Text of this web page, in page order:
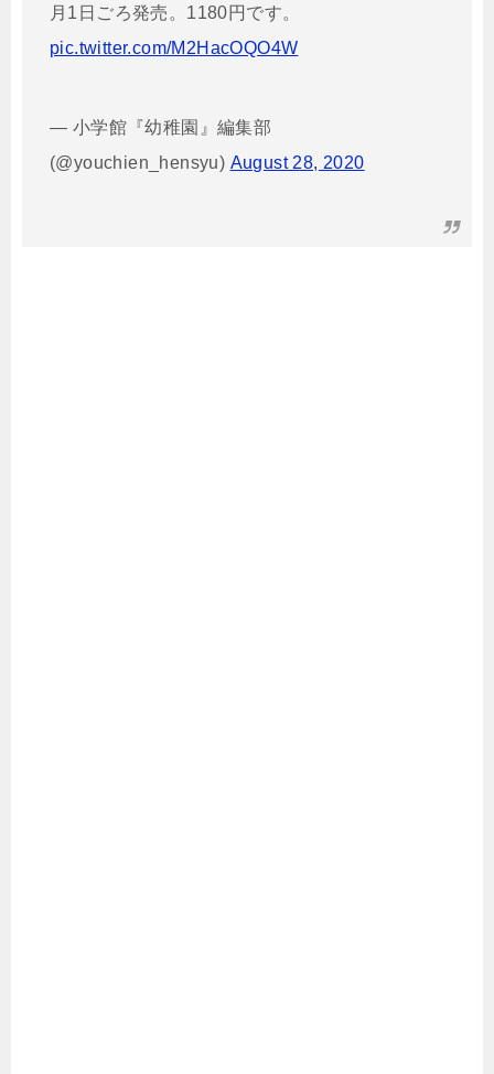
月1日ごろ発売。1180円です。
pic.twitter.com/M2HacOQO4W
— 小学館『幼稚園』編集部
(@youchien_hensyu) August 28, 2020